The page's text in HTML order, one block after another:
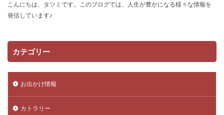
こんにちは、タツミです。このブログでは、人生が豊かになる様々な情報を
発信しています♪
カテゴリー
お出かけ情報
カトラリー